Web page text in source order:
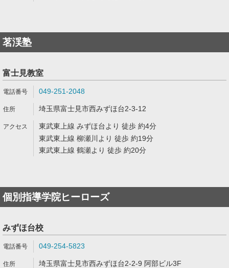
茗渓塾
富士見教室
049-251-2048
埼玉県富士見市西みずほ台2-3-12
東武東上線 みずほ台より 徒歩 約4分
東武東上線 柳瀬川より 徒歩 約19分
東武東上線 鶴瀬より 徒歩 約20分
個別指導学院ヒーローズ
みずほ台校
049-254-5823
埼玉県富士見市西みずほ台2-2-9 阿部ビル3F